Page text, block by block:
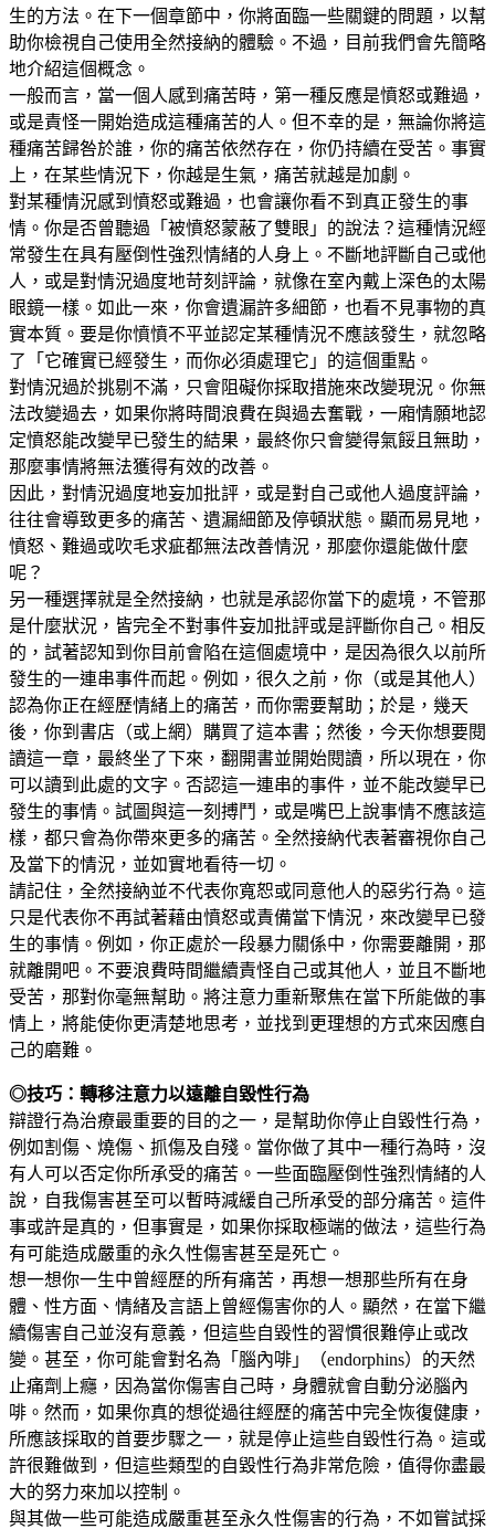
生的方法。在下一個章節中，你將面臨一些關鍵的問題，以幫
助你檢視自己使用全然接納的體驗。不過，目前我們會先簡略
地介紹這個概念。
一般而言，當一個人感到痛苦時，第一種反應是憤怒或難過，
或是責怪一開始造成這種痛苦的人。但不幸的是，無論你將這
種痛苦歸咎於誰，你的痛苦依然存在，你仍持續在受苦。事實
上，在某些情況下，你越是生氣，痛苦就越是加劇。
對某種情況感到憤怒或難過，也會讓你看不到真正發生的事
情。你是否曾聽過「被憤怒蒙蔽了雙眼」的說法？這種情況經
常發生在具有壓倒性強烈情緒的人身上。不斷地評斷自己或他
人，或是對情況過度地苛刻評論，就像在室內戴上深色的太陽
眼鏡一樣。如此一來，你會遺漏許多細節，也看不見事物的真
實本質。要是你憤憤不平並認定某種情況不應該發生，就忽略
了「它確實已經發生，而你必須處理它」的這個重點。
對情況過於挑剔不滿，只會阻礙你採取措施來改變現況。你無
法改變過去，如果你將時間浪費在與過去奮戰，一廂情願地認
定憤怒能改變早已發生的結果，最終你只會變得氣餒且無助，
那麼事情將無法獲得有效的改善。
因此，對情況過度地妄加批評，或是對自己或他人過度評論，
往往會導致更多的痛苦、遺漏細節及停頓狀態。顯而易見地，
憤怒、難過或吹毛求疵都無法改善情況，那麼你還能做什麼
呢？
另一種選擇就是全然接納，也就是承認你當下的處境，不管那
是什麼狀況，皆完全不對事件妄加批評或是評斷你自己。相反
的，試著認知到你目前會陷在這個處境中，是因為很久以前所
發生的一連串事件而起。例如，很久之前，你（或是其他人）
認為你正在經歷情緒上的痛苦，而你需要幫助；於是，幾天
後，你到書店（或上網）購買了這本書；然後，今天你想要閱
讀這一章，最終坐了下來，翻開書並開始閱讀，所以現在，你
可以讀到此處的文字。否認這一連串的事件，並不能改變早已
發生的事情。試圖與這一刻搏鬥，或是嘴巴上說事情不應該這
樣，都只會為你帶來更多的痛苦。全然接納代表著審視你自己
及當下的情況，並如實地看待一切。
請記住，全然接納並不代表你寬恕或同意他人的惡劣行為。這
只是代表你不再試著藉由憤怒或責備當下情況，來改變早已發
生的事情。例如，你正處於一段暴力關係中，你需要離開，那
就離開吧。不要浪費時間繼續責怪自己或其他人，並且不斷地
受苦，那對你毫無幫助。將注意力重新聚焦在當下所能做的事
情上，將能使你更清楚地思考，並找到更理想的方式來因應自
己的磨難。
◎技巧：轉移注意力以遠離自毀性行為
辯證行為治療最重要的目的之一，是幫助你停止自毀性行為，
例如割傷、燒傷、抓傷及自殘。當你做了其中一種行為時，沒
有人可以否定你所承受的痛苦。一些面臨壓倒性強烈情緒的人
說，自我傷害甚至可以暫時減緩自己所承受的部分痛苦。這件
事或許是真的，但事實是，如果你採取極端的做法，這些行為
有可能造成嚴重的永久性傷害甚至是死亡。
想一想你一生中曾經歷的所有痛苦，再想一想那些所有在身
體、性方面、情緒及言語上曾經傷害你的人。顯然，在當下繼
續傷害自己並沒有意義，但這些自毀性的習慣很難停止或改
變。甚至，你可能會對名為「腦內啡」（endorphins）的天然
止痛劑上癮，因為當你傷害自己時，身體就會自動分泌腦內
啡。然而，如果你真的想從過往經歷的痛苦中完全恢復健康，
所應該採取的首要步驟之一，就是停止這些自毀性行為。這或
許很難做到，但這些類型的自毀性行為非常危險，值得你盡最
大的努力來加以控制。
與其做一些可能造成嚴重甚至永久性傷害的行為，不如嘗試採